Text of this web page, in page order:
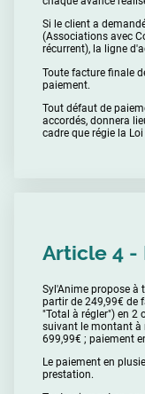
Si le client a
(Associations avec
récurrent), la ligne
Toute facture finale
paiement.
Tout défaut de
accordés, donnera
cadre que régie la
Article 4 -
Syl'Anime propose à
partir de 249,99€ de
"Total à régler") en 2
suivant le montant à
699,99€ ; paiement
Le paiement en
prestation.